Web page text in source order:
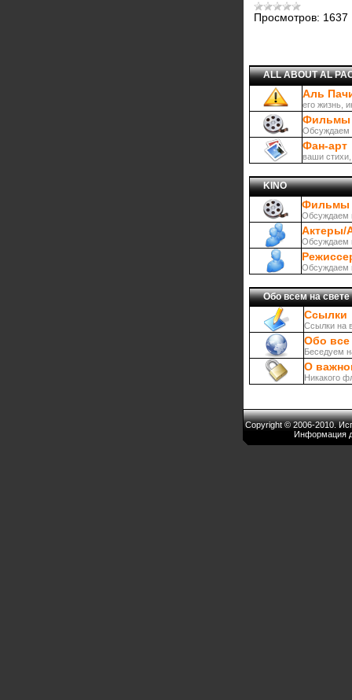
Просмотров: 1637
ALL ABOUT AL
Аль
его жизнь,
Фильмы
Обсуждаем
Фан-арт
ваши
KINO
Фильмы
Обсуждаем
Актеры/
Обсуждаем
Обсуждаем
Обо всем на свете
Ссылки
Ссылки на
Обо все
Беседуем
О
Никакого
Copyright © 2006-2010.
Информация